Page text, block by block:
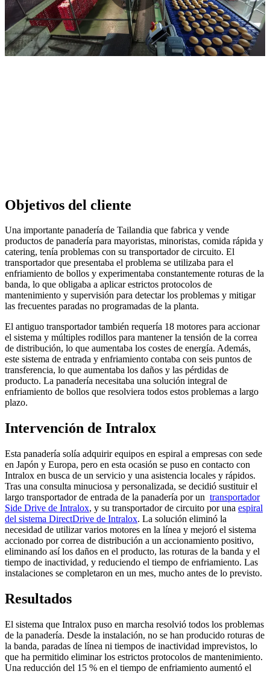
Objetivos del cliente
Una importante panadería de Tailandia que fabrica y vende
productos de panadería para mayoristas, minoristas, comida rápida y
catering, tenía problemas con su transportador de circuito. El
transportador que presentaba el problema se utilizaba para el
enfriamiento de bollos y experimentaba constantemente roturas de la
banda, lo que obligaba a aplicar estrictos protocolos de
mantenimiento y supervisión para detectar los problemas y mitigar
las frecuentes paradas no programadas de la planta.
El antiguo transportador también requería 18 motores para accionar
el sistema y múltiples rodillos para mantener la tensión de la correa
de distribución, lo que aumentaba los costes de energía. Además,
este sistema de entrada y enfriamiento contaba con seis puntos de
transferencia, lo que aumentaba los daños y las pérdidas de
producto. La panadería necesitaba una solución integral de
enfriamiento de bollos que resolviera todos estos problemas a largo
plazo.
Intervención de Intralox
Esta panadería solía adquirir equipos en espiral a empresas con sede
en Japón y Europa, pero en esta ocasión se puso en contacto con
Intralox en busca de un servicio y una asistencia locales y rápidos.
Tras una consulta minuciosa y personalizada, se decidió sustituir el
largo transportador de entrada de la panadería por un transportador
Side Drive de Intralox, y su transportador de circuito por una espiral
del sistema DirectDrive de Intralox. La solución eliminó la
necesidad de utilizar varios motores en la línea y mejoró el sistema
accionado por correa de distribución a un accionamiento positivo,
eliminando así los daños en el producto, las roturas de la banda y el
tiempo de inactividad, y reduciendo el tiempo de enfriamiento. Las
instalaciones se completaron en un mes, mucho antes de lo previsto.
Resultados
El sistema que Intralox puso en marcha resolvió todos los problemas
de la panadería. Desde la instalación, no se han producido roturas de
la banda, paradas de línea ni tiempos de inactividad imprevistos, lo
que ha permitido eliminar los estrictos protocolos de mantenimiento.
Una reducción del 15 % en el tiempo de enfriamiento aumentó el